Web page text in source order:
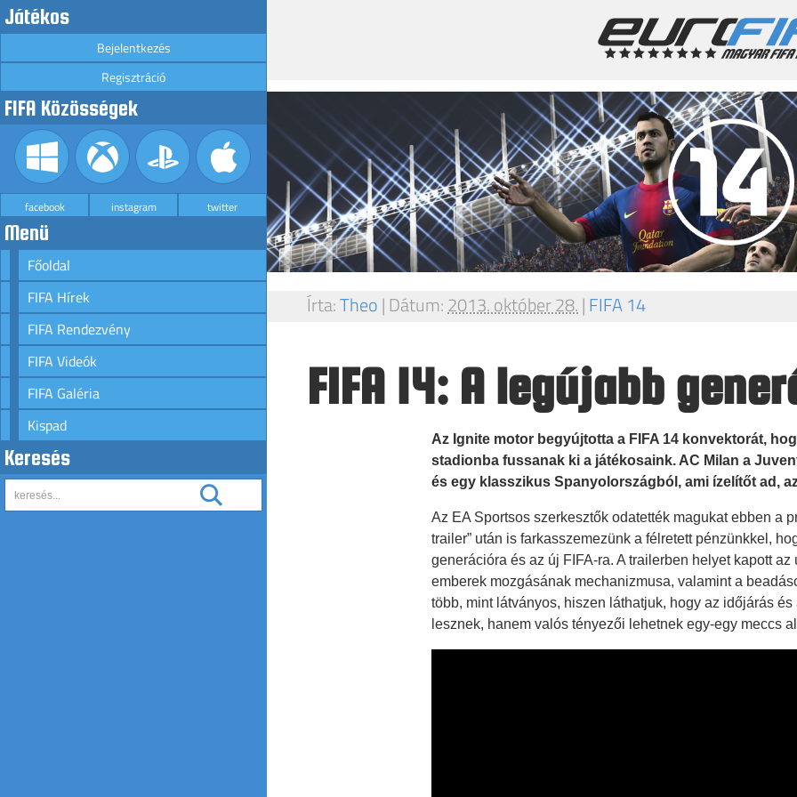
Játékos
Bejelentkezés
Regisztráció
FIFA Közösségek
facebook instagram twitter
Menü
Főoldal
FIFA Hírek
FIFA Rendezvény
FIFA Videók
FIFA Galéria
Kispad
Keresés
Írta:Theo| Dátum:2013. október 28.|FIFA 14
FIFA 14: A legújabb
Az Ignite motor begyújtotta a FIFA 14 konvektorát,
stadionba fussanak ki a játékosaink. AC Milan a
és egy klasszikus Spanyolországból, ami ízelítőt ad,
Az EA Sportsos szerkesztők odatették magukat ebben a
trailer” után is farkasszemezünk a félretett pénzünkkel,
generációra és az új FIFA-ra. A trailerben helyet kapott
emberek mozgásának mechanizmusa, valamint a
több, mint látványos, hiszen láthatjuk, hogy az időjárás
lesznek, hanem valós tényezői lehetnek egy-egy meccs